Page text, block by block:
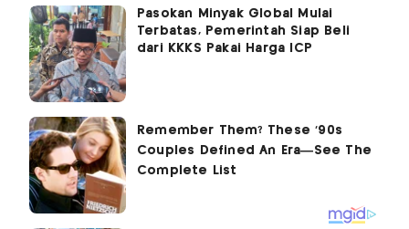
Pasokan Minyak Global Mulai
Terbatas, Pemerintah Siap Beli
dari KKKS Pakai Harga ICP